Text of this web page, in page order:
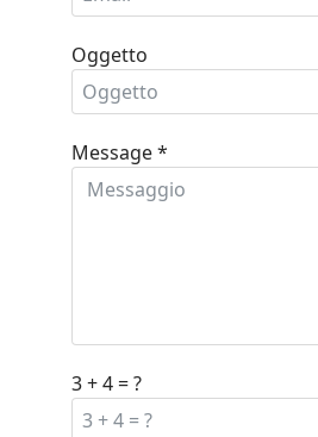
Oggetto
Message*
3 + 4 = ?